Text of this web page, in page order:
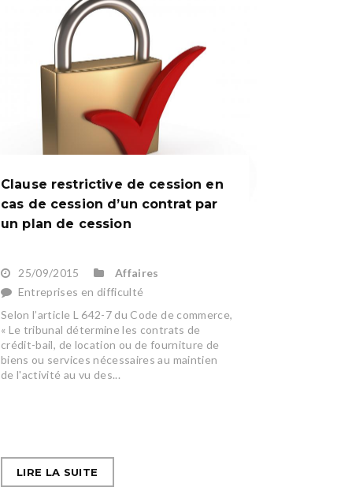
Clause restrictive de cession en
cas de cession d’un contrat par
un plan de cession
25/09/2015
Affaires
Entreprises en difficulté
Selon l’article L 642-7 du Code de commerce,
« Le tribunal détermine les contrats de
crédit-bail, de location ou de fourniture de
biens ou services nécessaires au maintien
de l'activité au vu des...
LIRE LA SUITE